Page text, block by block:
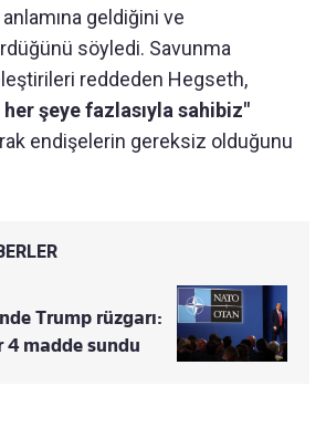
geldiğini ve
söyledi. Savunma
reddeden Hegseth,
her şeye fazlasıyla sahibiz"
endişelerin gereksiz olduğunu
Trump rüzgarı:
4 madde sundu